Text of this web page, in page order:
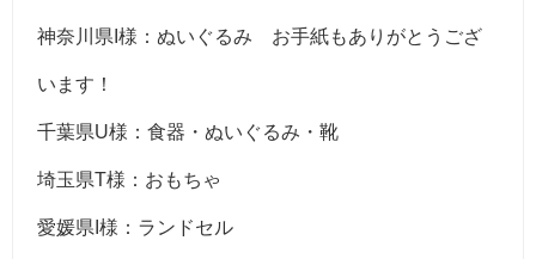
神奈川県I様：ぬいぐるみ お手紙もありがとうござ
います！
千葉県U様：食器・ぬいぐるみ・靴
埼玉県T様：おもちゃ
愛媛県I様：ランドセル